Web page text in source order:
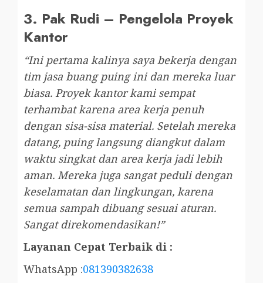
3. Pak Rudi – Pengelola Proyek
Kantor
“Ini pertama kalinya saya bekerja dengan
tim jasa buang puing ini dan mereka luar
biasa. Proyek kantor kami sempat
terhambat karena area kerja penuh
dengan sisa-sisa material. Setelah mereka
datang, puing langsung diangkut dalam
waktu singkat dan area kerja jadi lebih
aman. Mereka juga sangat peduli dengan
keselamatan dan lingkungan, karena
semua sampah dibuang sesuai aturan.
Sangat direkomendasikan!”
Layanan Cepat Terbaik di :
WhatsApp :081390382638